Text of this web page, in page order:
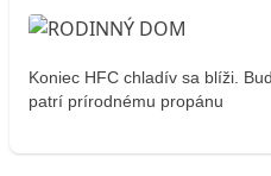
Koniec HFC chladív sa blíži.
patrí prírodnému propánu